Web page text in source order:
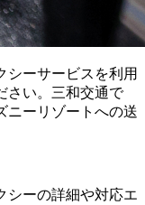
シーサービスを利用
さい。三和交通で
ニーリゾートへの送
シーの詳細や対応エ